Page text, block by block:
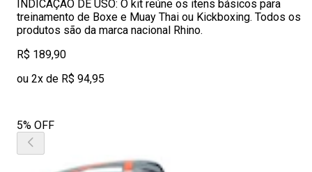
INDICAÇÃO DE USO: O kit reúne os itens básicos para
treinamento de Boxe e Muay Thai ou Kickboxing. Todos os
produtos são da marca nacional Rhino.
R$ 189,90
ou 2x de R$ 94,95
5% OFF